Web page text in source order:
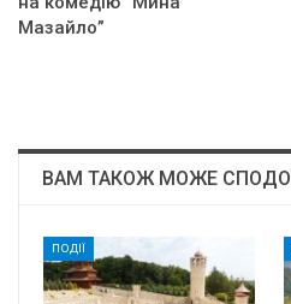
Мазайло”
ВАМ ТАКОЖ МОЖЕ
ПОДІЇ